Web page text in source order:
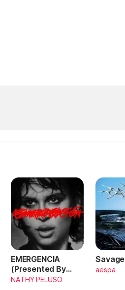
EMERGENCIA
(Presented By
PlayStation,
NATHY PELUSO
Savage
aespa